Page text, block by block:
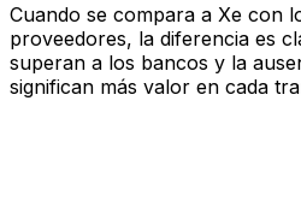
Cuando se compara a Xe con
proveedores, la diferencia es
superan a los bancos y la
significan más valor en cada